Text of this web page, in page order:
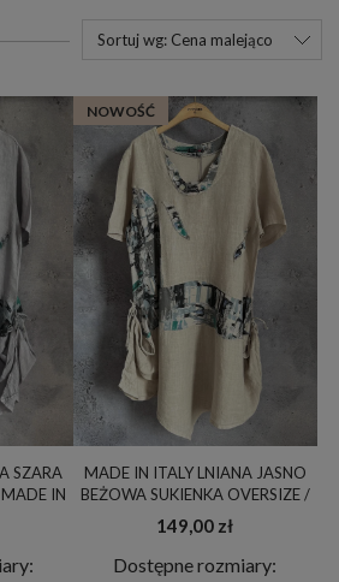
Sortuj wg: Cena malejąco
SZARA
IN
MADE IN ITALY LNIANA JASNO
BEŻOWA SUKIENKA OVERSIZE /
MADE IN ITALY / UNI
149,00 zł
Dostępne rozmiary:
NOWOŚĆ